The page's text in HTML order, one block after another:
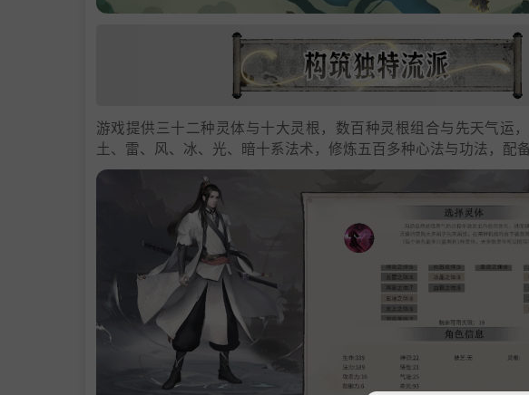
游戏提供三十二种灵体与十大灵根，数百种灵根组合与先天气运
土、雷、风、冰、光、暗十系法术，修炼五百多种心法与功法，配